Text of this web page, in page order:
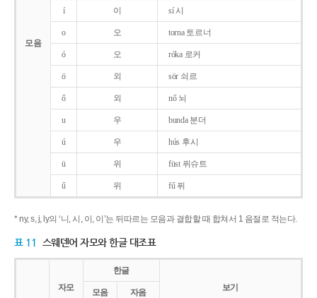
모음
í 이 sí 시
o 오 torna 토르너
ó 오 róka 로커
ö 외 sör 쇠르
ő 외 nő 뇌
u 우 bunda 분더
ú 우 hús 후시
ü 위 füst 퓌슈트
ű 위 fű 퓌
* ny, s, j, ly의 ‘니, 시, 이, 이’는 뒤따르는 모음과 결합할 때 합쳐서 1 음절로 적는다.
표 11 스웨덴어 자모와 한글 대조표
자모
한글
보기
모음
자음